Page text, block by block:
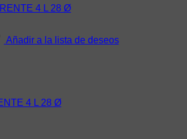
Añadir a la lista de deseos
4 L 28 Ø